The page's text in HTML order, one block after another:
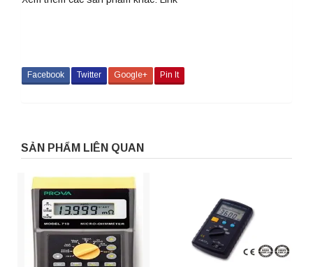
Facebook Twitter Google+ Pin It
SẢN PHẨM LIÊN QUAN